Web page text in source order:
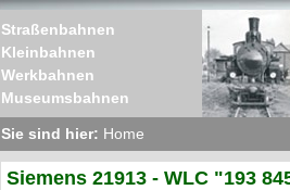
Straßenbahnen
Kleinbahnen
Werkbahnen
Museumsbahnen
Sie sind hier: Home
Siemens 21913 - WLC "193